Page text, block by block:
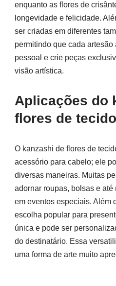
enquanto as flores de
longevidade e felicidade.
ser criadas em diferentes
permitindo que cada
pessoal e crie peças
visão artística.
Aplicações do
flores de tecido
O kanzashi de flores de
acessório para cabelo; ele
diversas maneiras. Muitas
adornar roupas, bolsas e
em eventos especiais. Além
escolha popular para
única e pode ser
do destinatário. Essa
uma forma de arte muito